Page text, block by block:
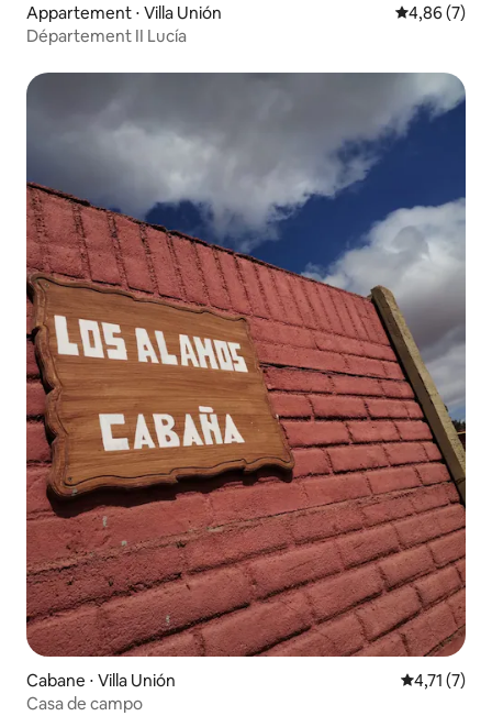
Appartement ⋅ Villa Unión Évaluation
4,86 (7)
Département II Lucía
Cabane ⋅ Villa Unión Évaluation
4,71 (7)
Casa de campo